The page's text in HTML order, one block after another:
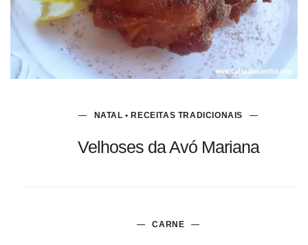
NATAL • RECEITAS TRADICIONAIS
Velhoses da Avó Mariana
CARNE